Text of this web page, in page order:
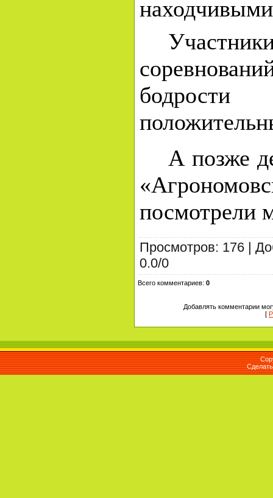
А позже
посмотрели
Просмотров: 176 |
0.0/0
Всего комментариев: 0
Добавлять комментарии
[